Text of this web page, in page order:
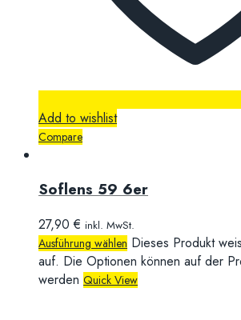
Add to wishlist
Compare
Soflens 59 6er
27,90€ inkl. MwSt.
Ausführung wählen Dieses Produkt
auf. Die Optionen können auf der
werden Quick View